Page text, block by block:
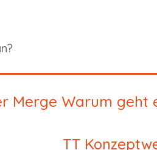
Merge Warum geht
TT